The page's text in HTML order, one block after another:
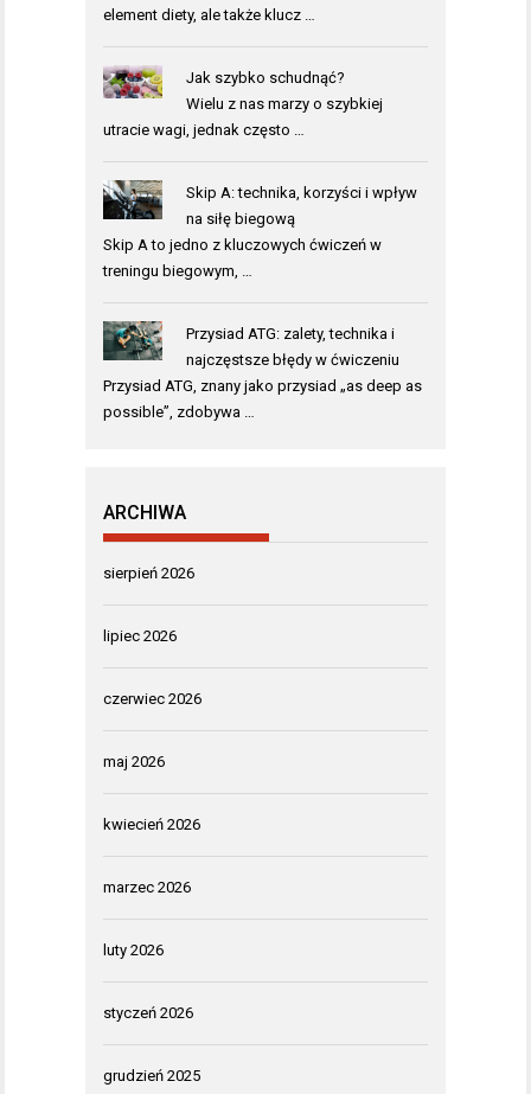
element diety, ale także klucz …
Jak szybko schudnąć?
Wielu z nas marzy o szybkiej
utracie wagi, jednak często …
Skip A: technika, korzyści i wpływ
na siłę biegową
Skip A to jedno z kluczowych ćwiczeń w
treningu biegowym, …
Przysiad ATG: zalety, technika i
najczęstsze błędy w ćwiczeniu
Przysiad ATG, znany jako przysiad „as deep as
possible”, zdobywa …
ARCHIWA
sierpień 2026
lipiec 2026
czerwiec 2026
maj 2026
kwiecień 2026
marzec 2026
luty 2026
styczeń 2026
grudzień 2025